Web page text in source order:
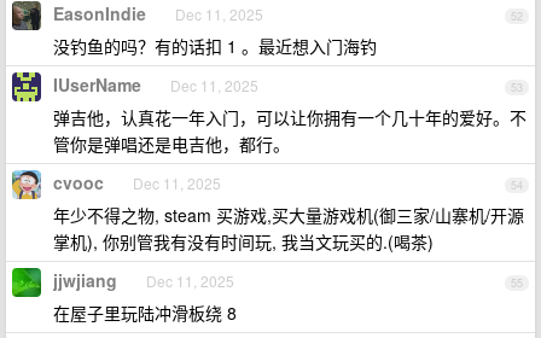
52
EasonIndie Dec 11, 2025
没钓鱼的吗？有的话扣 1 。最近想入门海钓
53
IUserName Dec 11, 2025
弹吉他，认真花一年入门，可以让你拥有一个几十年的爱好。不
管你是弹唱还是电吉他，都行。
54
cvooc Dec 11, 2025
年少不得之物, steam 买游戏,买大量游戏机(御三家/山寨机/开源
掌机), 你别管我有没有时间玩, 我当文玩买的.(喝茶)
55
jjwjiang Dec 11, 2025
在屋子里玩陆冲滑板绕 8